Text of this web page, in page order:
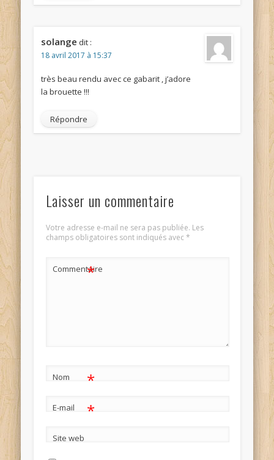
solange dit :
18 avril 2017 à 15:37
très beau rendu avec ce gabarit , j’adore
la brouette !!!
Répondre
Laisser un commentaire
Votre adresse e-mail ne sera pas publiée. Les
champs obligatoires sont indiqués avec*
Commentaire
*
Nom *
E-mail *
Site web